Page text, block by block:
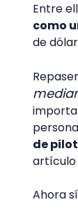
Entre
como
de
de
artículo
Ahora